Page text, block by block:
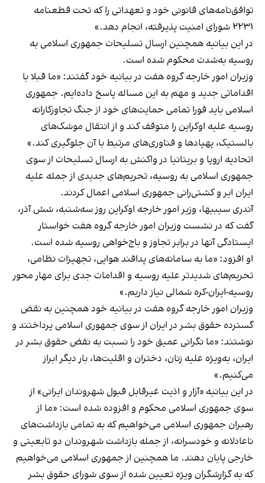
توافق‌نامه‌های قانونی خود و تعهداتی را که تحت قطعنامه
۲۲۳۱ شورای امنیت پذیرفته، انجام دهد.»
در این بیانیه همچنین ارسال تسلیحات جمهوری اسلامی به
روسیه به‌شدت محکوم شده است.
وزیران امور خارجه گروه هفت در بیانیه خود گفتند: «ما قبلا با
اقداماتی جدید و مهم به این مساله پاسخ داده‌ایم. جمهوری
اسلامی باید فورا تمامی حمایت‌های خود از جنگ تجاوزکارانه
روسیه علیه اوکراین را متوقف کند و از انتقال موشک‌های
بالستیک، پهپادها و فناوری‌های مرتبط با آن جلوگیری کند.»
اتحادیه اروپا و بریتانیا در واکنش به ارسال تسلیحات از سوی
جمهوری اسلامی به روسیه، تحریم‌های جدیدی از جمله علیه
ایران ایر و کشتی‌رانی جمهوری اسلامی اعمال کردند.
آندری سیبیها، وزیر امور خارجه اوکراین روز سه‌شنبه، شش آذر،
گفت که در نشست وزیران امور خارجه گروه هفت خواستار
ایستادگی آنها در برابر تجاوز و باج‌خواهی روسیه شده است.
او افزود: «ما به سامانه‌های پدافند هوایی، تجهیزات نظامی،
تحریم‌های شدیدتر علیه روسیه و اقدامات جدی برای مهار محور
روسیه-ایران-کره شمالی نیاز داریم.»
وزیران امور خارجه گروه هفت در بیانیه خود همچنین به نقض
گسترده حقوق بشر در ایران از سوی جمهوری اسلامی پرداختند و
نوشتند: «ما نگرانی عمیق خود را نسبت به نقض حقوق بشر در
ایران، به‌ویژه علیه زنان، دختران و اقلیت‌ها، بار دیگر ابراز
می‌کنیم.»
در این بیانیه «آزار و اذیت غیرقابل قبول شهروندان ایرانی» از
سوی جمهوری اسلامی محکوم و افزوده شده است: «ما از
رهبران جمهوری اسلامی می‌خواهیم که به تمامی بازداشت‌های
ناعادلانه و خودسرانه، از جمله بازداشت شهروندان دو تابعیتی و
خارجی پایان دهند. ما همچنین از جمهوری اسلامی می‌خواهیم
که به گزارشگران ویژه تعیین شده از سوی شورای حقوق بشر